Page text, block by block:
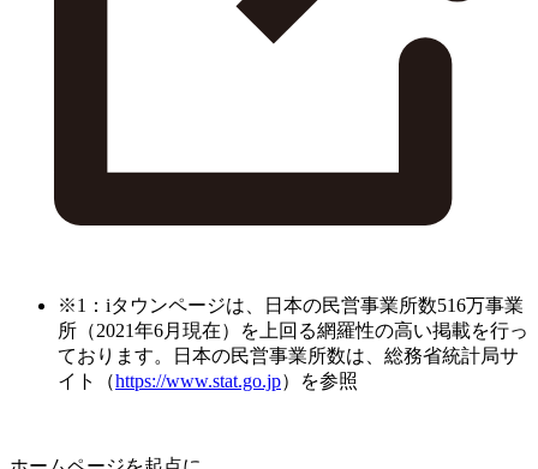
※1：iタウンページは、日本の民営事業所数516万事業
所（2021年6月現在）を上回る網羅性の高い掲載を行っ
ております。日本の民営事業所数は、総務省統計局サ
イト（https://www.stat.go.jp）を参照